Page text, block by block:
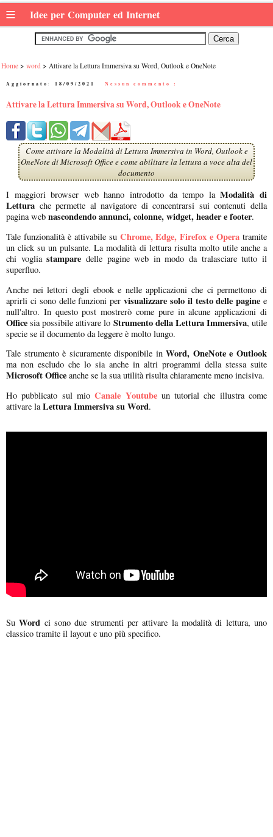
≡ Idee per Computer ed Internet
Home word Attivare la Lettura Immersiva su Word, Outlook e OneNote
Aggiornato: 18/09/2021 Nessun commento :
Attivare la Lettura Immersiva su Word, Outlook e OneNote
Come attivare la Modalità di Lettura Immersiva in Word, Outlook e
OneNote di Microsoft Office e come abilitare la lettura a voce alta del
documento
I maggiori browser web hanno introdotto da tempo laModalità di
Lettura che permette al navigatore di concentrarsi sui contenuti della
pagina web nascondendo annunci, colonne, widget, header e footer.
Tale funzionalità è attivabile su Chrome, Edge, Firefox e Opera tramite
un click su un pulsante. La modalità di lettura risulta molto utile anche a
chi vogliastampare delle pagine web in modo da tralasciare tutto il
superfluo.
Anche nei lettori degli ebook e nelle applicazioni che ci permettono di
aprirli ci sono delle funzioni per visualizzare solo il testo delle pagine e
null'altro. In questo post mostrerò come pure in alcune applicazioni di
Office sia possibile attivare lo Strumento della Lettura Immersiva, utile
specie se il documento da leggere è molto lungo.
Tale strumento è sicuramente disponibile inWord, OneNote e Outlook
ma non escludo che lo sia anche in altri programmi della stessa suite
Microsoft Office anche se la sua utilità risulta chiaramente meno incisiva.
Ho pubblicato sul mio Canale Youtubeun tutorial che illustra come
attivare la Lettura Immersiva su Word.
Su Word ci sono due strumenti per attivare la modalità di lettura, uno
classico tramite il layout e uno più specifico.